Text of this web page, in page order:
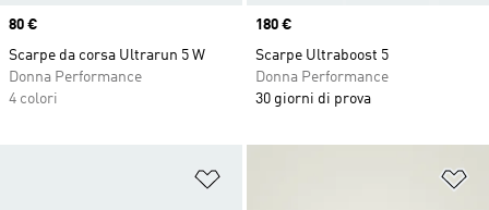
Price
80 €
Scarpe da corsa Ultrarun 5 W
Donna Performance
4 colori
Price
180 €
Scarpe Ultraboost 5
Donna Performance
30 giorni di prova
Aggiungi alla lista dei desideri